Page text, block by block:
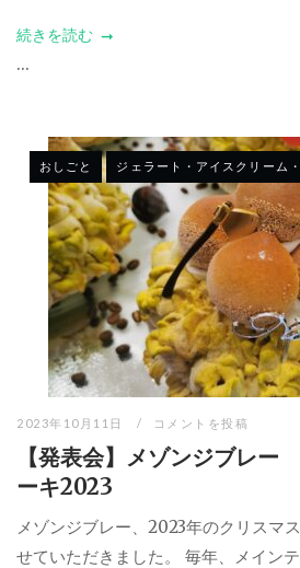
続きを読む
...
おしごと ジェラート・アイスクリーム
2023年10月11日 コメントを投稿
【発表会】メゾンジブレ
ーキ2023
メゾンジブレー、2023年のクリスマ
せていただきました。 毎年、メイン